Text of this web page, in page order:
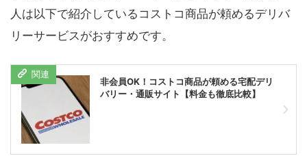
人は以下で紹介しているコストコ商品が頼めるデリバ
リーサービスがおすすめです。
非会員OK！コストコ商品が頼める宅配デリ
バリー・通販サイト【料金も徹底比較】